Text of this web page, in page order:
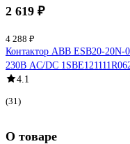
2 619 ₽
4 288 ₽
Контактор ABB ESB20-
230В AC/DC
4.1
(31)
О товаре